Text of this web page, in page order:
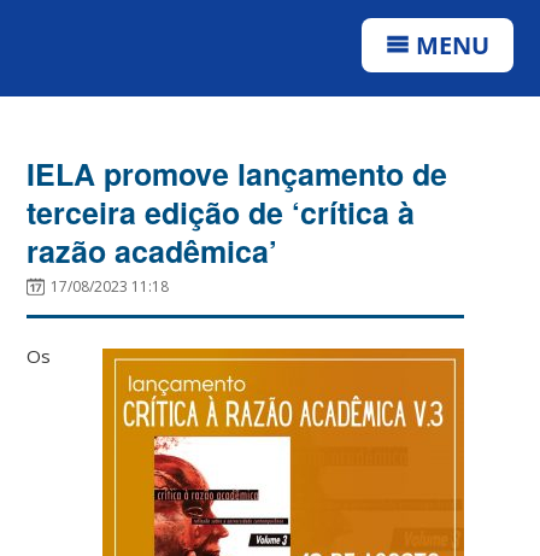
MENU
IELA promove lançamento de
terceira edição de ‘crítica à
razão acadêmica’
17/08/2023 11:18
Os